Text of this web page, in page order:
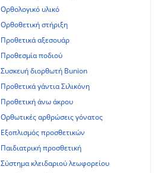
Ορθολογικό υλικό
Ορθοθετική στήριξη
Προθετικά αξεσουάρ
Προθεσμία ποδιού
Συσκευή διορθωτή Bunion
Προθετικά γάντια Σιλικόνη
Προθετική άνω άκρου
Ορθωτικές αρθρώσεις γόνατος
Εξοπλισμός προσθετικών
Παιδιατρική προσθετική
Σύστημα κλειδαριού λεωφορείου